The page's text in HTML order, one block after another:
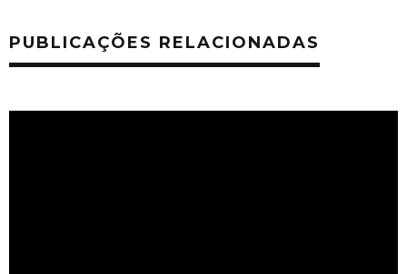
PUBLICAÇÕES RELACIONADAS